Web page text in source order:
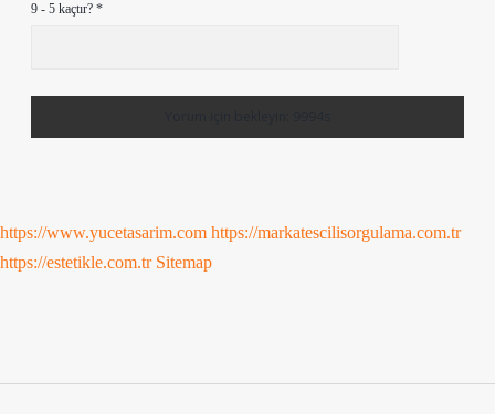
9 - 5 kaçtır? *
https://www.yucetasarim.com https://markatescilisorgulama.com.tr
https://estetikle.com.tr Sitemap